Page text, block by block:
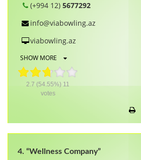
(+994 12) 5677292
info@viabowling.az
viabowling.az
SHOW MORE
2.7 (54.55%) 11
votes
4. “Wellness Company”